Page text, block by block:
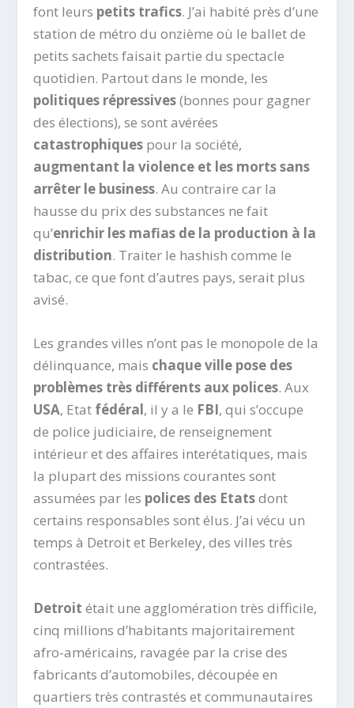
font leurs petits trafics. J’ai habité près d’une
station de métro du onzième où le ballet de
petits sachets faisait partie du spectacle
quotidien. Partout dans le monde, les
politiques répressives(bonnes pour gagner
des élections), se sont avérées
catastrophiques pour la société,
augmentant la violence et les morts sans
arrêter le business. Au contraire car la
hausse du prix des substances ne fait
qu’enrichir les mafias de la production à la
distribution. Traiter le hashish comme le
tabac, ce que font d’autres pays, serait plus
avisé.
Les grandes villes n’ont pas le monopole de la
délinquance, mais chaque ville pose des
problèmes très différents aux polices. Aux
USA, Etat fédéral, il y a le FBI, qui s’occupe
de police judiciaire, de renseignement
intérieur et des affaires interétatiques, mais
la plupart des missions courantes sont
assumées par les polices des Etatsdont
certains responsables sont élus. J’ai vécu un
temps à Detroit et Berkeley, des villes très
contrastées.
Detroit était une agglomération très difficile,
cinq millions d’habitants majoritairement
afro-américains, ravagée par la crise des
fabricants d’automobiles, découpée en
quartiers très contrastés et communautaires